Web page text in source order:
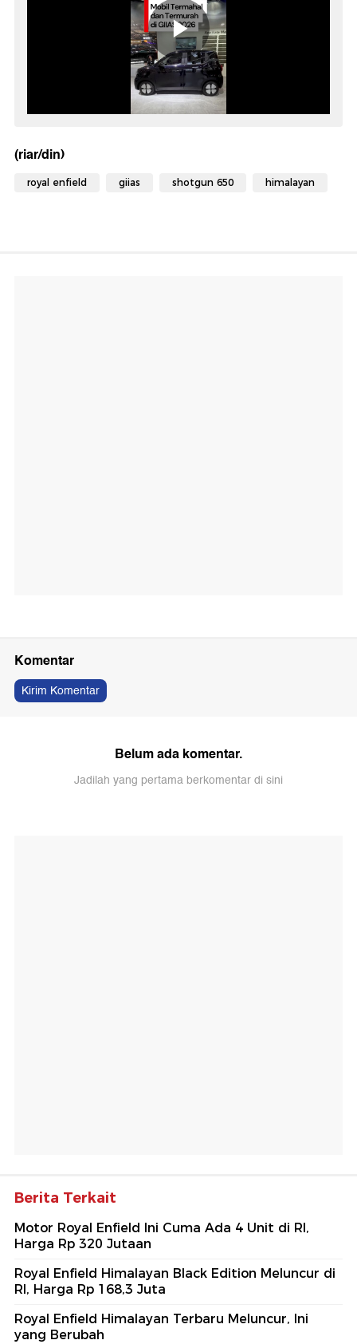
(riar/din)
royal enfield giias shotgun 650 himalayan
Komentar
Kirim Komentar
Belum ada komentar.
Jadilah yang pertama berkomentar di sini
Berita Terkait
Motor Royal Enfield Ini Cuma Ada 4 Unit di RI,
Harga Rp 320 Jutaan
Royal Enfield Himalayan Black Edition Meluncur di
RI, Harga Rp 168,3 Juta
Royal Enfield Himalayan Terbaru Meluncur, Ini
yang Berubah